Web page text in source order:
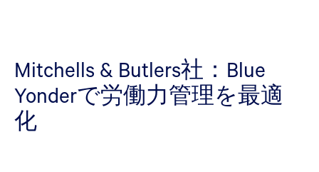
Mitchells & Butlers社：Blue
Yonderで労働力管理を最適
化